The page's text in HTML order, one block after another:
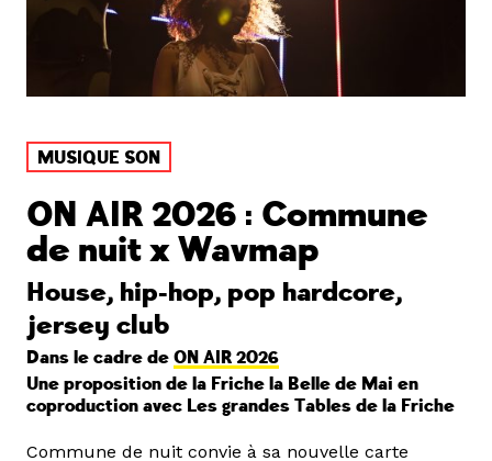
MUSIQUE SON
ON AIR 2026 : Commune
de nuit x Wavmap
House, hip-hop, pop hardcore,
jersey club
Dans le cadre de ON AIR 2026
Une proposition de la Friche la Belle de Mai en
coproduction avec Les grandes Tables de la Friche
Commune de nuit convie à sa nouvelle carte